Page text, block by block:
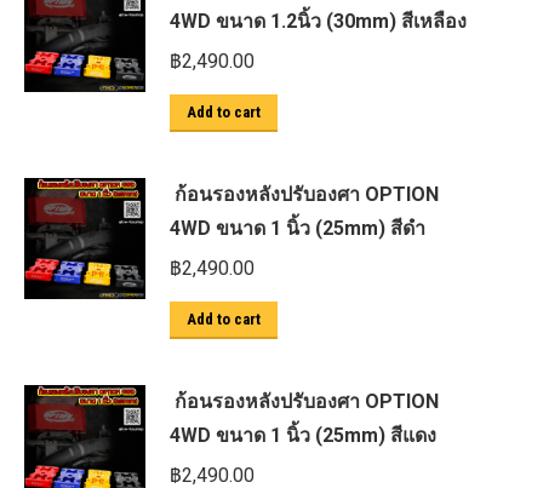
4WD ขนาด 1.2นิ้ว (30mm) สีเหลือง
฿2,490.00
Add to cart
ก้อนรองหลังปรับองศา OPTION
4WD ขนาด 1 นิ้ว (25mm) สีดำ
฿2,490.00
Add to cart
ก้อนรองหลังปรับองศา OPTION
4WD ขนาด 1 นิ้ว (25mm) สีแดง
฿2,490.00